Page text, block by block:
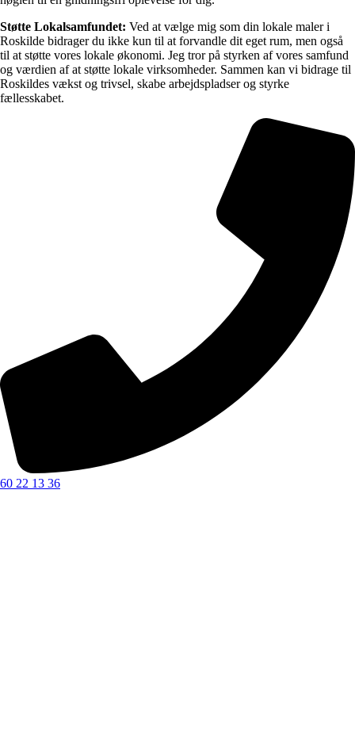
Støtte Lokalsamfundet: Ved at vælge mig som din lokale maler i
Roskilde bidrager du ikke kun til at forvandle dit eget rum, men også
til at støtte vores lokale økonomi. Jeg tror på styrken af vores samfund
og værdien af at støtte lokale virksomheder. Sammen kan vi bidrage til
Roskildes vækst og trivsel, skabe arbejdspladser og styrke
fællesskabet.
60 22 13 36